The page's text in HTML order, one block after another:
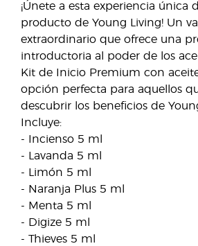
¡Únete a esta experiencia única
producto de Young Living! Un
extraordinario que ofrece una
introductoria al poder de los
Kit de Inicio Premium con
opción perfecta para aquellos
descubrir los beneficios de
Incluye:
- Incienso 5 ml
- Lavanda 5 ml
- Limón 5 ml
- Naranja Plus 5 ml
- Menta 5 ml
- Digize 5 ml
- Thieves 5 ml